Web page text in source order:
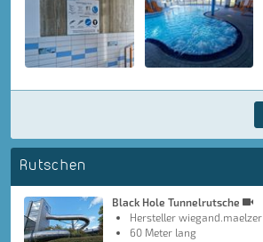
Rutschen
Black Hole Tunnelrutsche
Hersteller wiegand.maelzer
60 Meter lang